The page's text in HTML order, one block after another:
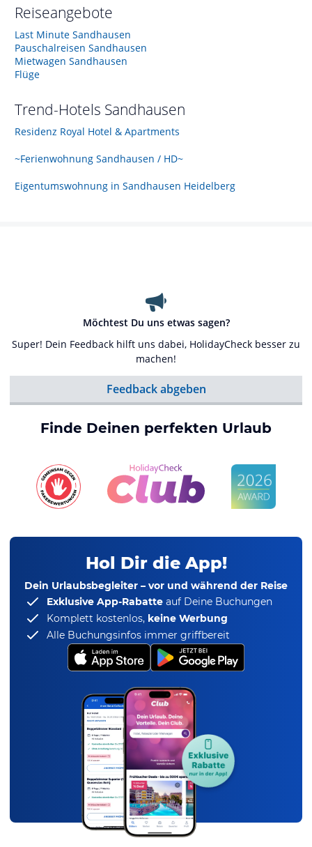
Reiseangebote
Last Minute Sandhausen
Pauschalreisen Sandhausen
Mietwagen Sandhausen
Flüge
Trend-Hotels Sandhausen
Residenz Royal Hotel & Apartments
~Ferienwohnung Sandhausen / HD~
Eigentumswohnung in Sandhausen Heidelberg
Möchtest Du uns etwas sagen?
Super! Dein Feedback hilft uns dabei, HolidayCheck besser zu
machen!
Feedback abgeben
Finde Deinen perfekten Urlaub
Hol Dir die App!
Dein Urlaubsbegleiter – vor und während der Reise
Exklusive App-Rabatte auf Deine Buchungen
Komplett kostenlos, keine Werbung
Alle Buchungsinfos immer griffbereit